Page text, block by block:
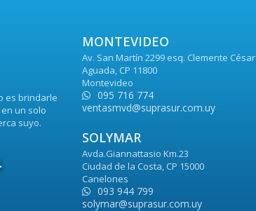
es brindarle
un solo
suyo.
MONTEVIDEO
Av. San Martín 2299 esq. Clemente César
Aguada, CP 11800
Montevideo
095 716 774
ventasmvd@suprasur.com.uy
SOLYMAR
Avda.Giannattasio Km.23
Ciudad de la Costa, CP 15000
Canelones
093 944 799
solymar@suprasur.com.uy